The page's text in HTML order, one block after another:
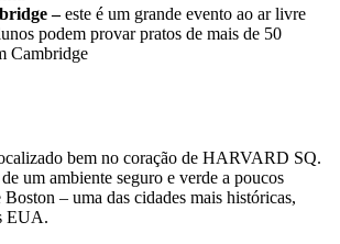
–este é um grande evento ao ar livre
podem provar pratos de mais de 50
Cambridge
bem no coração de HARVARD SQ.
um ambiente seguro e verde a poucos
– uma das cidades mais históricas,
EUA.